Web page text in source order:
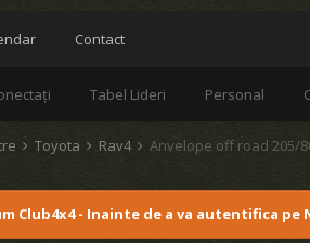
Tabel Lideri Personal
Contact
Toyota Rav4 Anvelope off road 205/
Club4x4 - Inainte de a va autentifica pe